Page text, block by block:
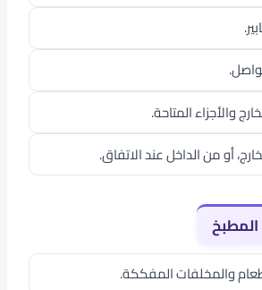
والأجزاء المتاحة.
أو من الداخل عند الاتفاق.
والمخلفات المفككة.